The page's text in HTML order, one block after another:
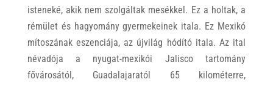
isteneké, akik nem szolgáltak mesékkel. Ez a holtak, a
rémület és hagyomány gyermekeinek itala. Ez Mexikó
mítoszának eszenciája, az újvilág hódító itala. Az ital
névadója a nyugat-mexikói Jalisco tartomány
fővárosától, Guadalajaratól 65 kilométerre,